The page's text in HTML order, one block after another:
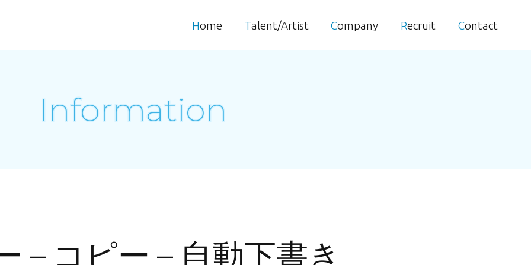
Home Talent/Artist Company Recruit Contact
Information
ー – コピー – 自動下書き